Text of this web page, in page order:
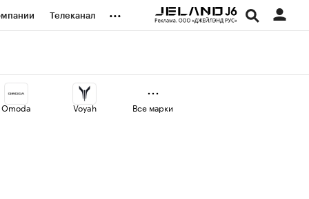
Телеканал ...
Omoda Voyah Все марки